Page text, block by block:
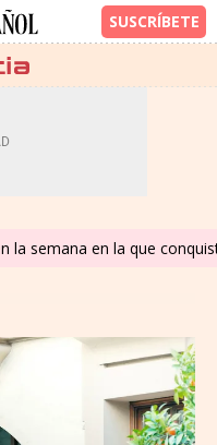
la semana en la que